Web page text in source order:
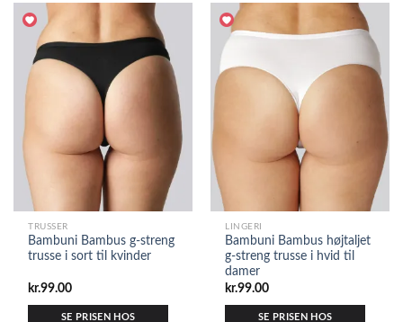
TRUSSER
Bambuni Bambus g-streng
trusse i sort til kvinder
kr.99.00
SE PRISEN HOS
LINGERI
Bambuni Bambus højtaljet
g-streng trusse i hvid til
damer
kr.99.00
SE PRISEN HOS